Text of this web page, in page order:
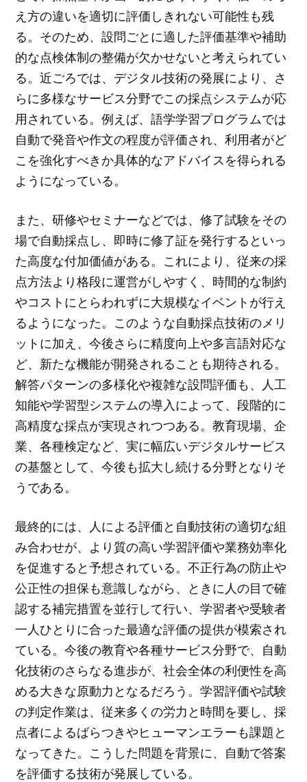
え方の違いを適切に評価しきれない可能性も残
る。そのため、設問ごとに適した評価基準や補助
的な点検体制の整備が欠かせないと考えられてい
る。近ごろでは、デジタル技術の発展により、さ
らに多様なサービス分野でこの採点システムが応
用されている。例えば、語学学習プログラムでは
自動で発音や作文の程度が評価され、利用者がど
こを強化すべきか具体的なアドバイスを得られる
ようになっている。
また、研修やセミナーなどでは、修了試験をその
場で自動採点し、即時に修了証を発行するといっ
た高度な付加価値がある。これにより、従来の採
点方法より格段に運営がしやすく、時間的な制約
やコストにとらわれずに大規模なイベントが行え
るようになった。このような自動採点技術のメリ
ットに加え、今後さらに精度向上や多言語対応な
ど、新たな機能が開発されることも期待される。
解答パターンの多様化や複雑な設問評価も、人工
知能や学習型システムの導入によって、段階的に
高精度な採点が実現されつつある。教育現場、企
業、各種検定など、実に幅広いデジタルサービス
の基盤として、今後も拡大し続ける分野となりそ
うである。
最終的には、人による評価と自動技術の適切な組
み合わせが、より質の高い学習評価や業務効率化
を促進すると予想されている。不正行為の防止や
公正性の担保も意識しながら、ときに人の目で確
認する補完措置を並行して行い、学習者や受験者
一人ひとりに合った最適な評価の提供が模索され
ている。今後の教育や各種サービス分野で、自動
化技術のさらなる進歩が、社会全体の利便性を高
める大きな原動力となるだろう。学習評価や試験
の判定作業は、従来多くの労力と時間を要し、採
点者によるばらつきやヒューマンエラーも課題と
なってきた。こうした問題を背景に、自動で答案
を評価する技術が発展している。